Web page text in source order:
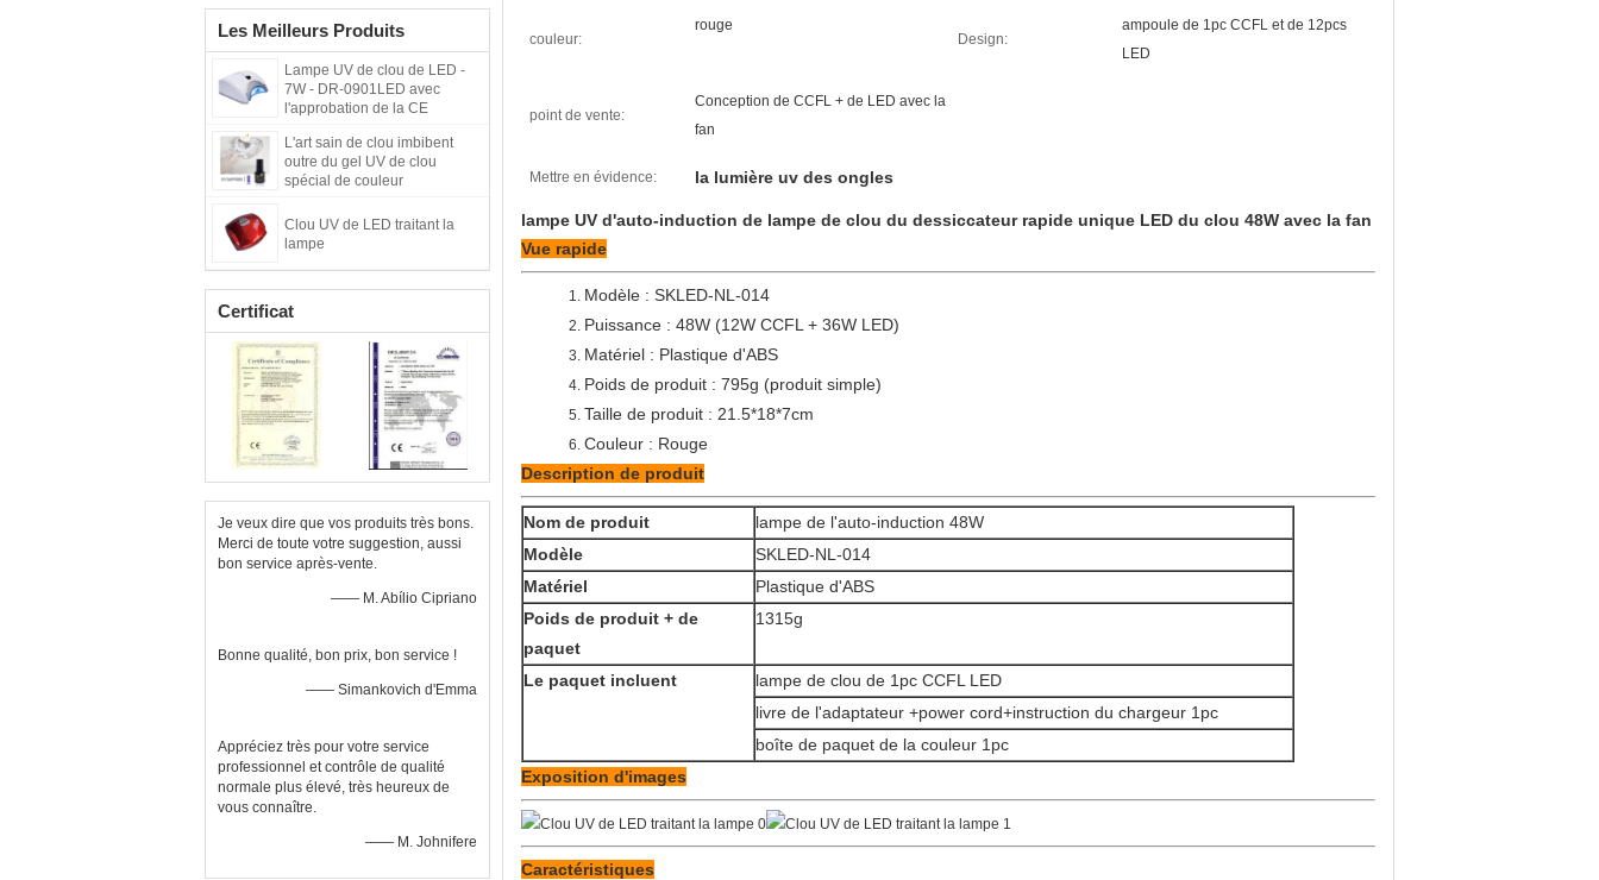
Les Meilleurs Produits
Lampe UV de clou de LED -
7W - DR-0901LED avec
l'approbation de la CE
L'art sain de clou imbibent
outre du gel UV de clou
spécial de couleur
Clou UV de LED traitant la
lampe
Certificat
Je veux dire que vos produits très bons.
Merci de toute votre suggestion, aussi
bon service après-vente.
—— M. Abílio Cipriano
Bonne qualité, bon prix, bon service !
—— Simankovich d'Emma
Appréciez très pour votre service
professionnel et contrôle de qualité
normale plus élevé, très heureux de
vous connaître.
—— M. Johnifere
couleur:
rouge
Design:
ampoule de 1pc CCFL et de 12pcs
LED
point de vente:
Conception de CCFL + de LED avec la
fan
Mettre en évidence: la lumière uv des ongles
lampe UV d'auto-induction de lampe de clou du dessiccateur rapide unique LED du clou 48W avec la fan
Vue rapide
1. Modèle : SKLED-NL-014
2. Puissance : 48W (12W CCFL + 36W LED)
3. Matériel : Plastique d'ABS
4. Poids de produit : 795g (produit simple)
5. Taille de produit : 21.5*18*7cm
6. Couleur : Rouge
Description de produit
Nom de produit
lampe de l'auto-induction 48W
Modèle
SKLED-NL-014
Matériel
Plastique d'ABS
Poids de produit + de
paquet
1315g
Le paquet incluent
lampe de clou de 1pc CCFL LED
livre de l'adaptateur +power cord+instruction du chargeur 1pc
boîte de paquet de la couleur 1pc
Exposition d'images
Caractéristiques